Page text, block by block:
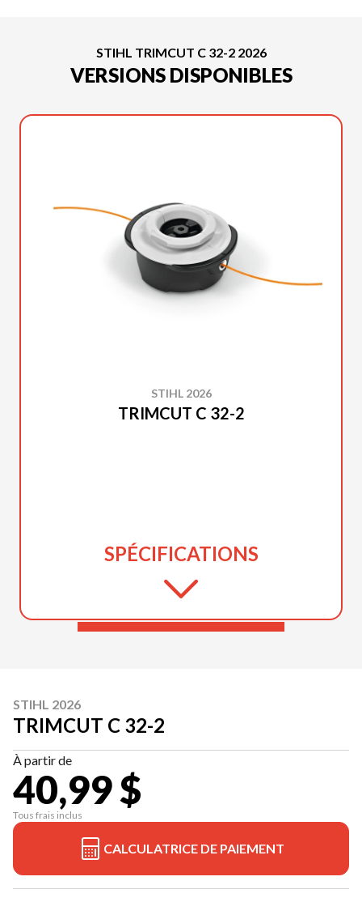
STIHL TRIMCUT C 32-2 2026
VERSIONS DISPONIBLES
STIHL 2026
TRIMCUT C 32-2
SPÉCIFICATIONS
STIHL 2026
TRIMCUT C 32-2
À partir de
40,99 $
Tous frais inclus
CALCULATRICE DE PAIEMENT